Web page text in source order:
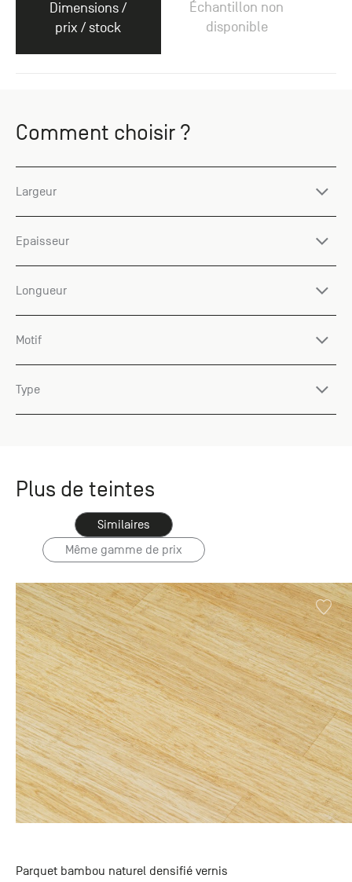
Dimensions /
prix / stock
Échantillon non
disponible
Comment choisir ?
Largeur
Epaisseur
Longueur
Motif
Type
Plus de teintes
Similaires
Même gamme de prix
Parquet bambou naturel densifié vernis